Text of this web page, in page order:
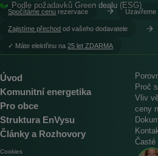
Podle požadavků Green dealu (ESG)
Spočítáme cenu rezervace Uzavřeme
Zajistíme přechod od vašeho dodavatele
︎✓ Máte elektřinu na25 let ZDARMA
Úvod
Komunitní energetika
Pro obce
Struktura EnVysu
Články a Rozhovory
Proč
Vliv
ceny
Časté
Cookies